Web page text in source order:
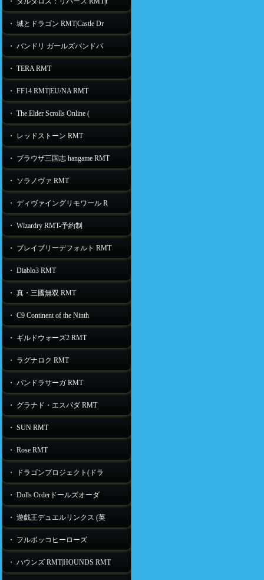
・ 城とドラゴン RMT|Castle Dr
・ バンドリ ガールズバンドパ
・ TERA RMT
・ FF14 RMT|EU/NA RMT
・ The Elder Scrolls Online (
・ レッドストーン RMT
・ ブラウザ三国志 hangame RMT
・ ソラノヴァ RMT
・ ディヴァイングリモワール R
・ Wizardry RMT-予約制
・ ブレイブリーデフォルト RMT
・ Diablo3 RMT
・ 真・三國無双 RMT
・ C9 Continent of the Ninth
・ ギルドウォーズ2 RMT
・ ラグナロク RMT
・ パンドラサーガ RMT
・ グラナド・エスパダ RMT
・ SUN RMT
・ Rose RMT
・ ドラゴンプロジェクト(ドラ
・ Dolls Orderドールズオーダ
・ 遊戯王デュエルリンクス (英
・ フルボッコヒーローズ
・ ハウンズ RMT|HOUNDS RMT